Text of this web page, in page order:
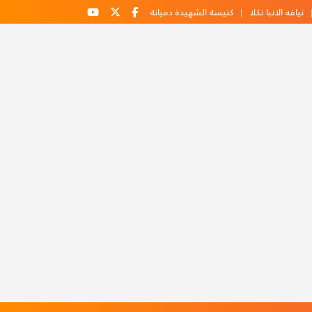
نيافه الانبا تكلا كنيسة الشهيدة دميانة